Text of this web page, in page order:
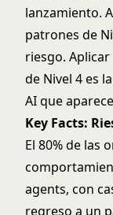
lanzamiento.
patrones de
riesgo.
de Nivel 4 es
AI que
Key Facts:
El 80% de las
agents, con
regreso a un